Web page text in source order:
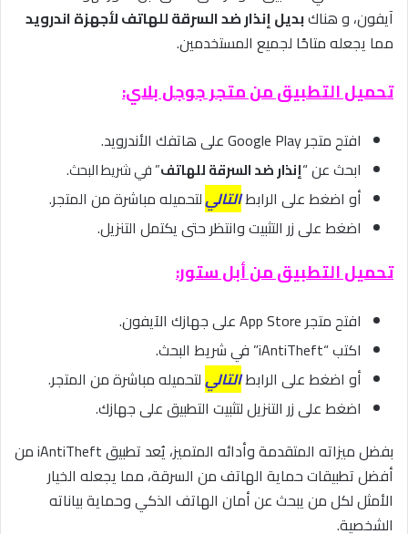
آيفون، و هناكبديل إنذار ضد السرقة للهاتف لأجهزة اندرويد
مما يجعله متاحًا لجميع المستخدمين.
تحميل التطبيق من متجر جوجل بلاي:
افتح متجر Google Play على هاتفك الأندرويد.
ابحث عن “إنذار ضد السرقة للهاتف” في شريط البحث.
أو اضغط على الرابطالتاليلتحميله مباشرة من المتجر.
اضغط على زر التثبيت وانتظر حتى يكتمل التنزيل.
تحميل التطبيق من أبل ستور:
افتح متجر App Store على جهازك الآيفون.
اكتب “iAntiTheft” في شريط البحث.
أو اضغط على الرابطالتاليلتحميله مباشرة من المتجر.
اضغط على زر التنزيل لتثبيت التطبيق على جهازك.
بفضل ميزاته المتقدمة وأدائه المتميز، يُعد تطبيق iAntiTheft من
أفضل تطبيقات حماية الهاتف من السرقة، مما يجعله الخيار
الأمثل لكل من يبحث عن أمان الهاتف الذكي وحماية بياناته
الشخصية.